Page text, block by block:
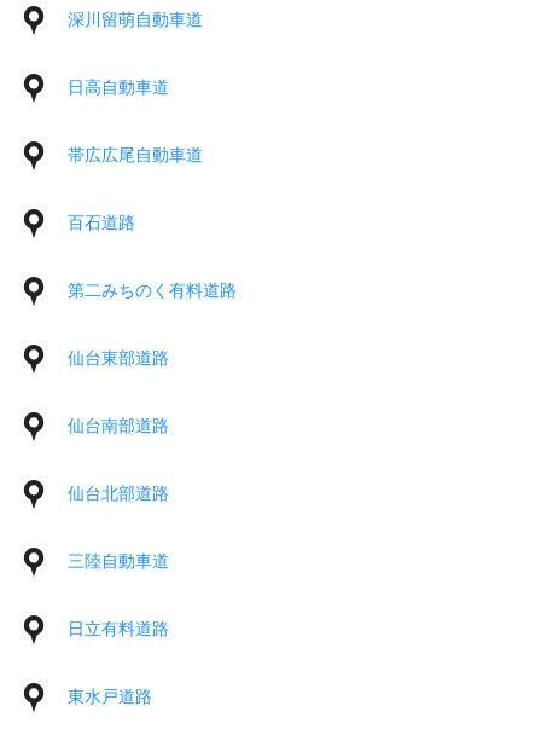
深川留萌自動車道
日高自動車道
帯広広尾自動車道
百石道路
第二みちのく有料道路
仙台東部道路
仙台南部道路
仙台北部道路
三陸自動車道
日立有料道路
東水戸道路